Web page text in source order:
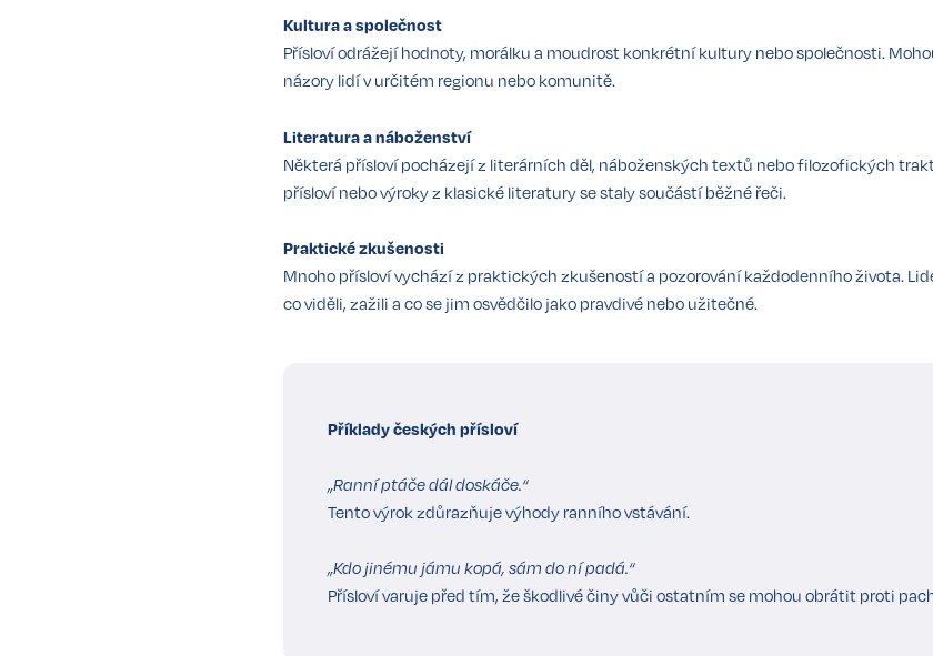
Kultura a společnost
Přísloví odrážejí hodnoty, morálku a moudrost konkrétní kultury nebo společnosti.
názory lidí v určitém regionu nebo komunitě.
Literatura a náboženství
Některá přísloví pocházejí z literárních děl, náboženských textů nebo filozofických
přísloví nebo výroky z klasické literatury se staly součástí běžné řeči.
Praktické zkušenosti
Mnoho přísloví vychází z praktických zkušeností a pozorování každodenního života.
co viděli, zažili a co se jim osvědčilo jako pravdivé nebo užitečné.
Příklady českých přísloví
„Ranní ptáče dál doskáče.“
Tento výrok zdůrazňuje výhody ranního vstávání.
„Kdo jinému jámu kopá, sám do ní padá.“
Přísloví varuje před tím, že škodlivé činy vůči ostatním se mohou obrátit proti